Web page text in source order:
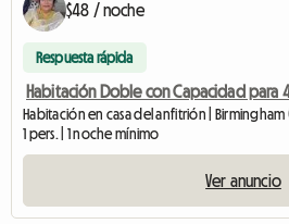
$48 / noche
Respuesta rápida
Habitación Doble con Capacidad para
Habitación en casa del anfitrión | Birmingham
1 pers. | 1 noche mínimo
Ver anuncio